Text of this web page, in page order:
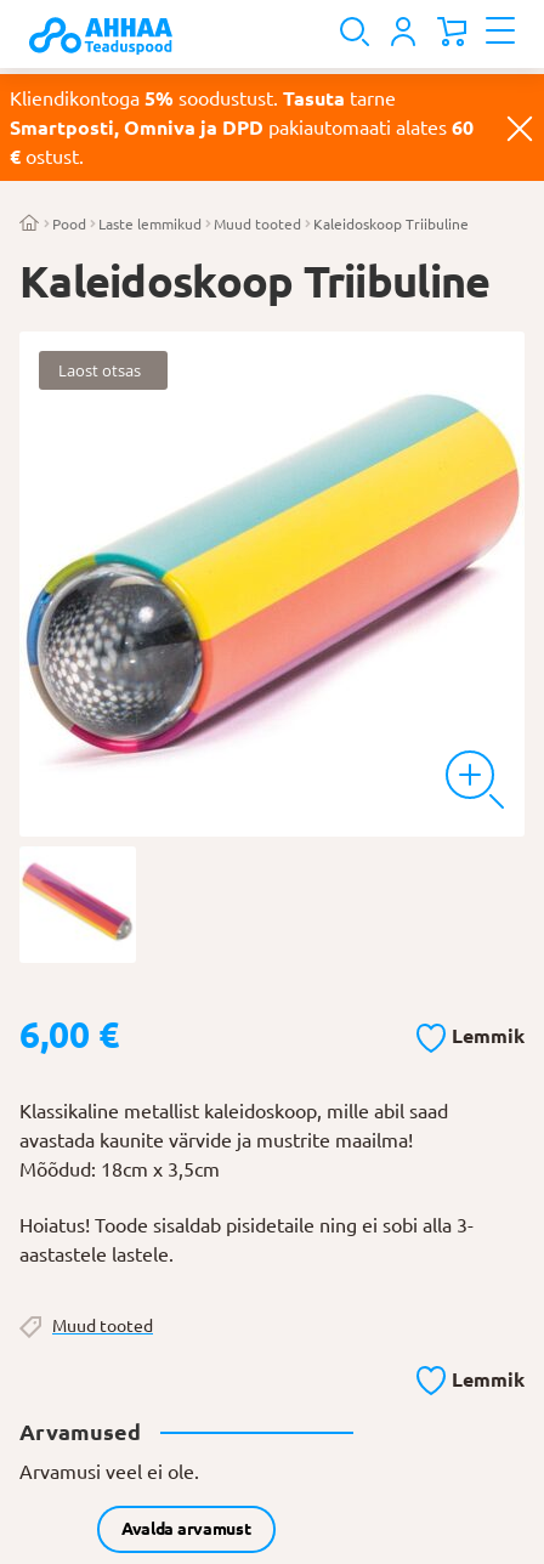
Kliendikontoga 5% soodustust. Tasuta tarne
Smartposti, Omniva ja DPD pakiautomaati alates 60
€ ostust.
Pood Laste lemmikud Muud tooted Kaleidoskoop Triibuline
Kaleidoskoop Triibuline
Laost otsas
6,00 € Lemmik
Klassikaline metallist kaleidoskoop, mille abil saad
avastada kaunite värvide ja mustrite maailma!
Mõõdud: 18cm x 3,5cm
Hoiatus! Toode sisaldab pisidetaile ning ei sobi alla 3-
aastastele lastele.
Lemmik
Muud tooted
Arvamused
Arvamusi veel ei ole.
Avalda arvamust